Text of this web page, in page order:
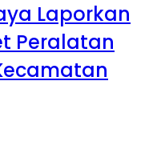
Laporkan
Peralatan